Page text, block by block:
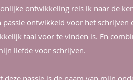
ontwikkeling reis ik naar de
passie ontwikkeld voor het
taal voor te vinden is. En
liefde voor schrijven.
deze passie is de naam van mijn